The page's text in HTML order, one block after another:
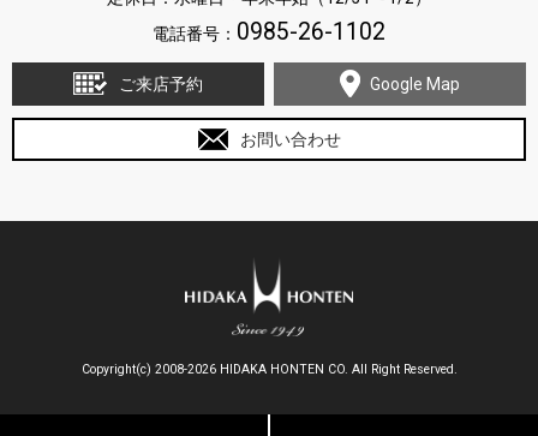
電話番号： 0985-26-1102
ご来店予約 Google Map
お問い合わせ
Copyright(c) 2008-2026 HIDAKA HONTEN CO. All Right Reserved.